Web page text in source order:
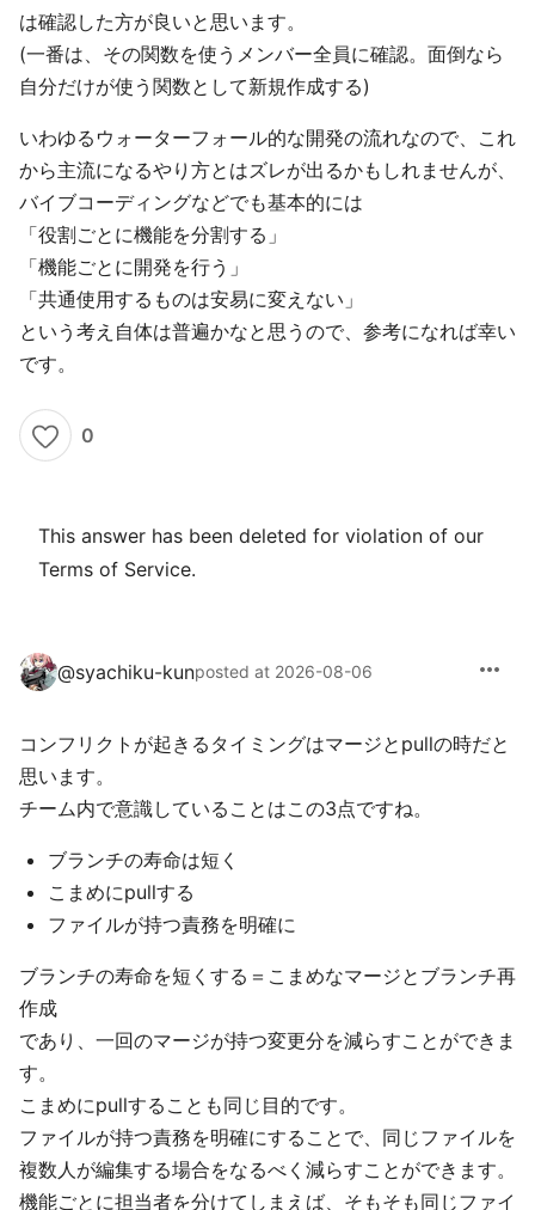
は確認した方が良いと思います。
(一番は、その関数を使うメンバー全員に確認。面倒なら
自分だけが使う関数として新規作成する)
いわゆるウォーターフォール的な開発の流れなので、これ
から主流になるやり方とはズレが出るかもしれませんが、
バイブコーディングなどでも基本的には
「役割ごとに機能を分割する」
「機能ごとに開発を行う」
「共通使用するものは安易に変えない」
という考え自体は普遍かなと思うので、参考になれば幸い
です。
0
This answer has been deleted for violation of our
Terms of Service.
@syachiku-kunposted at 2026-08-06 more_horiz
コンフリクトが起きるタイミングはマージとpullの時だと
思います。
チーム内で意識していることはこの3点ですね。
ブランチの寿命は短く
こまめにpullする
ファイルが持つ責務を明確に
ブランチの寿命を短くする＝こまめなマージとブランチ再
作成
であり、一回のマージが持つ変更分を減らすことができま
す。
こまめにpullすることも同じ目的です。
ファイルが持つ責務を明確にすることで、同じファイルを
複数人が編集する場合をなるべく減らすことができます。
機能ごとに担当者を分けてしまえば、そもそも同じファイ